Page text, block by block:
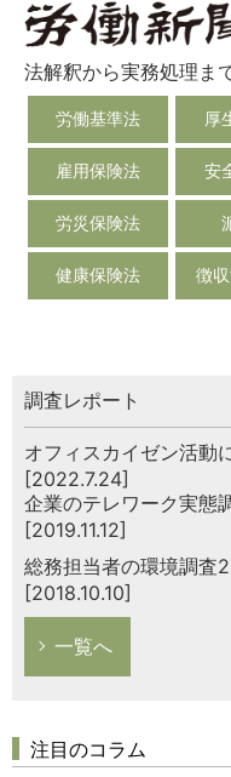
法解釈から実務処理ま
労働基準法 厚
雇用保険法 安
労災保険法
健康保険法 徴
調査レポート
オフィスカイゼン活動
[2022.7.24]
企業のテレワーク実態
[2019.11.12]
総務担当者の環境調査
[2018.10.10]
一覧へ
注目のコラム